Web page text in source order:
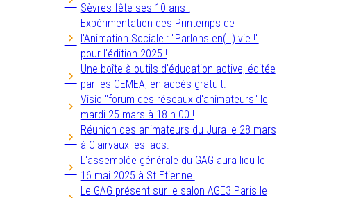
Sèvres fête ses 10 ans !
Expérimentation des Printemps de
l'Animation Sociale : "Parlons en(..) vie !"
pour l'édition 2025 !
Une boîte à outils d'éducation active, éditée
par les CEMEA, en accès gratuit.
Visio "forum des réseaux d'animateurs" le
mardi 25 mars à 18 h 00 !
Réunion des animateurs du Jura le 28 mars
à Clairvaux-les-lacs.
L'assemblée générale du GAG aura lieu le
16 mai 2025 à St Etienne.
Le GAG présent sur le salon AGE3 Paris le